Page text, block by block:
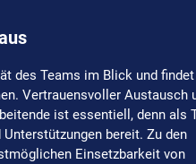
des Teams im Blick und findet
Vertrauensvoller Austausch
ist essentiell, denn als
bereit. Zu den
Einsetzbarkeit von